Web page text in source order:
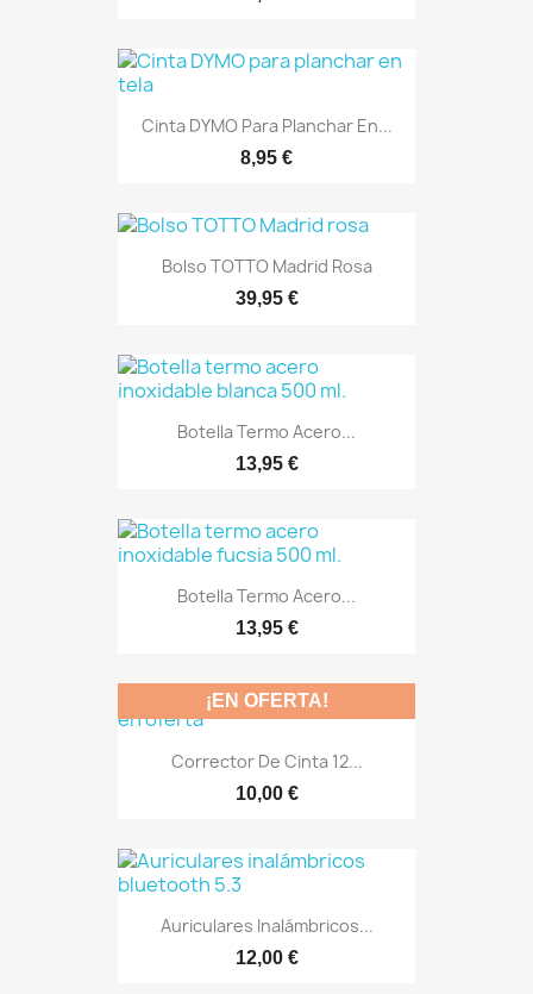
Cinta DYMO Para Planchar En...
8,95 €
Bolso TOTTO Madrid Rosa
39,95 €
Botella Termo Acero...
13,95 €
Botella Termo Acero...
13,95 €
Corrector De Cinta 12...
10,00 €
¡EN OFERTA!
Auriculares Inalámbricos...
12,00 €